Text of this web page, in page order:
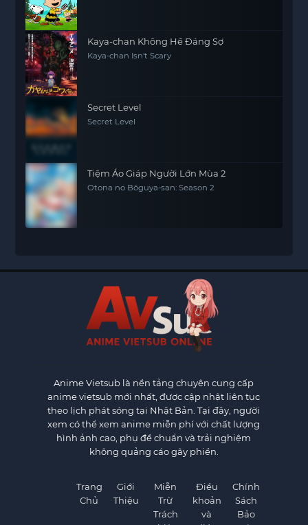
Kaya-chan Không Hề Đáng Sợ
Kaya-chan Isn't Scary
Secret Level
Secret Level
Tiệm Áo Giáp Người Lớn Mùa 2
Otona no Bōguya-san: Season 2
Anime Vietsub là nền tảng chuyên cung cấp
anime vietsub mới nhất, được cập nhật liên tục
theo lịch phát sóng tại Nhật Bản. Tại đây, người
xem có thể xem anime miễn phí với chất lượng
hình ảnh cao, phụ đề chuẩn và trải nghiệm
không quảng cáo gây phiền.
Trang
Chủ
Giới
Thiệu
Miễn
Trừ
Trách
Điều
khoản
và
Chính
Sách
Bảo